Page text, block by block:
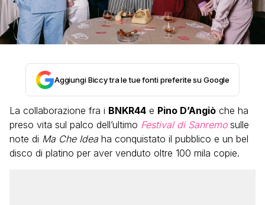
Aggiungi Biccy tra le tue fonti preferite su Google
La collaborazione fra i BNKR44 e Pino D’Angiò che ha
preso vita sul palco dell’ultimo Festival di Sanremosulle
note di Ma Che Idea ha conquistato il pubblico e un bel
disco di platino per aver venduto oltre 100 mila copie.